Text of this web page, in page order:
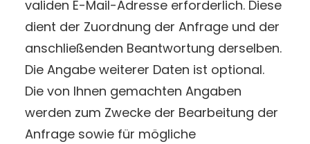
validen E-Mail-Adresse erforderlich. Diese
dient der Zuordnung der Anfrage und der
anschließenden Beantwortung derselben.
Die Angabe weiterer Daten ist optional.
Die von Ihnen gemachten Angaben
werden zum Zwecke der Bearbeitung der
Anfrage sowie für mögliche